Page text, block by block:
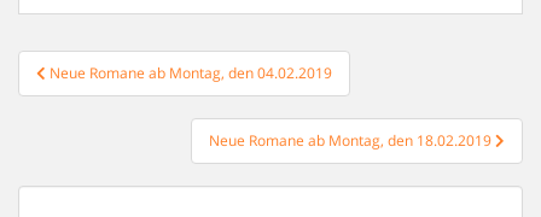
Beitragsnavigation
Neue Romane ab Montag, den 04.02.2019
Neue Romane ab Montag, den 18.02.2019